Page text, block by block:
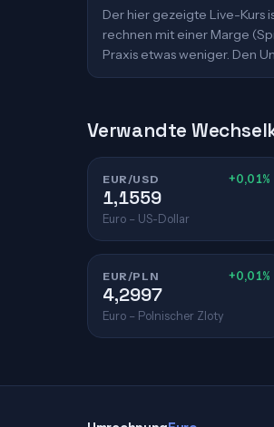
Der hier gezeigte Live-Kurs
rechnen mit einer Marge
Praxis etwas weniger. Den
Verwandte
EUR/USD +0,01%
1,1559
Euro – US-Dollar
EUR/PLN +0,01%
4,2997
Euro – Polnischer Zloty